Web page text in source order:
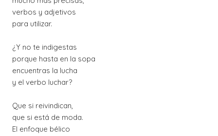
verbos y adjetivos
para utilizar.
¿Y no te indigestas
porque hasta en la sopa
encuentras la lucha
y el verbo luchar?
Que si reivindican,
que si está de moda.
El enfoque bélico